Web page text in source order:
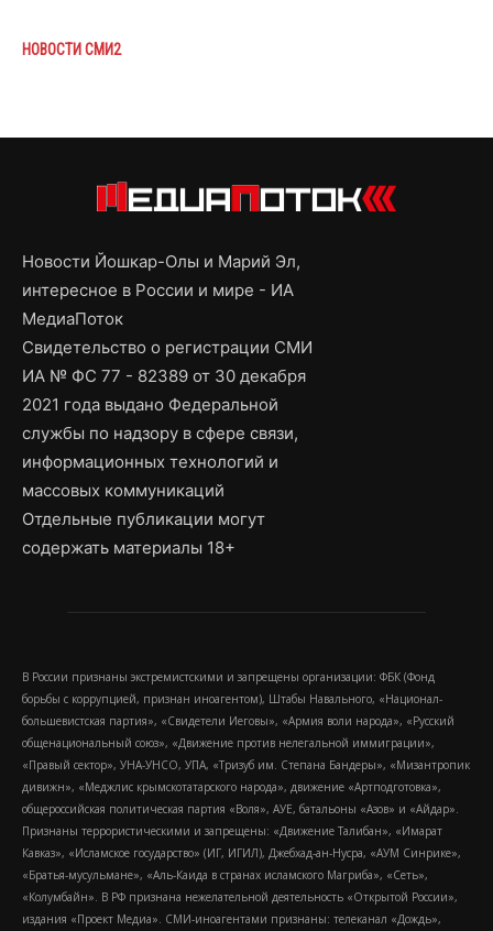
НОВОСТИ СМИ2
Новости Йошкар-Олы и Марий Эл,
интересное в России и мире - ИА
МедиаПоток
Свидетельство о регистрации СМИ
ИА № ФС 77 - 82389 от 30 декабря
2021 года выдано Федеральной
службы по надзору в сфере связи,
информационных технологий и
массовых коммуникаций
Отдельные публикации могут
содержать материалы 18+
В России признаны экстремистскими и запрещены организации: ФБК (Фонд
борьбы с коррупцией, признан иноагентом), Штабы Навального, «Национал-
большевистская партия», «Свидетели Иеговы», «Армия воли народа», «Русский
общенациональный союз», «Движение против нелегальной иммиграции»,
«Правый сектор», УНА-УНСО, УПА, «Тризуб им. Степана Бандеры», «Мизантропик
дивижн», «Меджлис крымскотатарского народа», движение «Артподготовка»,
общероссийская политическая партия «Воля», АУЕ, батальоны «Азов» и «Айдар».
Признаны террористическими и запрещены: «Движение Талибан», «Имарат
Кавказ», «Исламское государство» (ИГ, ИГИЛ), Джебхад-ан-Нусра, «АУМ Синрике»,
«Братья-мусульмане», «Аль-Каида в странах исламского Магриба», «Сеть»,
«Колумбайн». В РФ признана нежелательной деятельность «Открытой России»,
издания «Проект Медиа». СМИ-иноагентами признаны: телеканал «Дождь»,